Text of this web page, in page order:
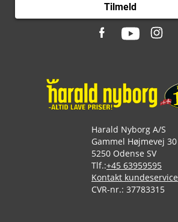
Tilmeld
Harald Nyborg A/S
Gammel Højmevej 30
5250 Odense SV
Tlf.:+45 63959595
Kontakt kundeservice
CVR-nr.: 37783315